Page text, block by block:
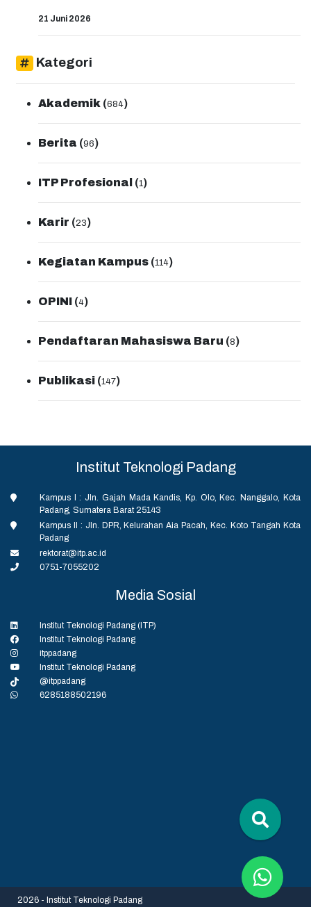
21 Juni 2026
Kategori
Akademik (684)
Berita (96)
ITP Profesional (1)
Karir (23)
Kegiatan Kampus (114)
OPINI (4)
Pendaftaran Mahasiswa Baru (8)
Publikasi (147)
Institut Teknologi Padang
Kampus I : Jln. Gajah Mada Kandis, Kp. Olo, Kec. Nanggalo, Kota
Padang, Sumatera Barat 25143
Kampus II : Jln. DPR, Kelurahan Aia Pacah, Kec. Koto Tangah Kota
Padang
rektorat@itp.ac.id
0751-7055202
Media Sosial
Institut Teknologi Padang (ITP)
Institut Teknologi Padang
itppadang
Institut Teknologi Padang
@itppadang
6285188502196
2026 - Institut Teknologi Padang